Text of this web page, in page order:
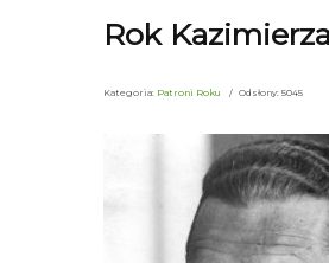
Rok
Kategoria: Patroni Roku Odsłony: 5045